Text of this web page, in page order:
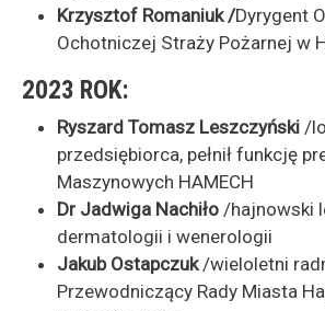
Krzysztof Romaniuk /Dyrygent
Ochotniczej Straży Pożarnej w
2023 ROK:
Ryszard Tomasz Leszczyński /
przedsiębiorca, pełnił funkcję
Maszynowych HAMECH
Dr Jadwiga Nachiło /hajnowski
dermatologii i wenerologii
Jakub Ostapczuk/wieloletni
Przewodniczący Rady Miasta